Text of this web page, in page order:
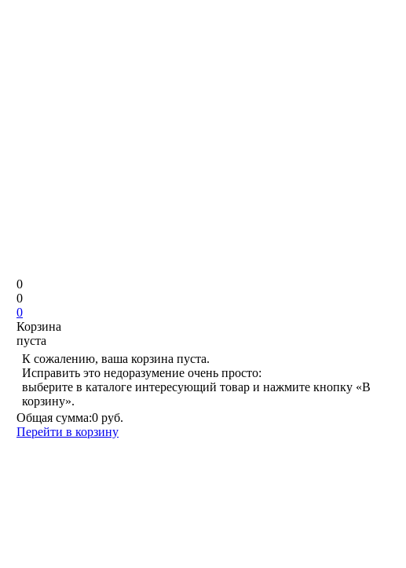
0
0
0
Корзина
пуста
К сожалению, ваша корзина пуста.
Исправить это недоразумение очень просто:
выберите в каталоге интересующий товар и нажмите кнопку «В
корзину».
Общая сумма:0 руб.
Перейти в корзину